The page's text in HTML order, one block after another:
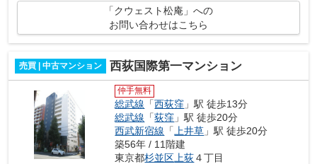
「クウェスト松庵」への
お問い合わせはこちら
売買 | 中古マンション 西荻国際第一マンション
仲手無料
総武線 「西荻窪 」駅 徒歩13分
総武線 「荻窪 」駅 徒歩20分
西武新宿線 「 上井草 」駅 徒歩20分
築56年 / 11階建
東京都杉並区 上荻４丁目